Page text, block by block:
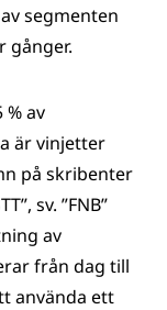
segmenten
gånger.
av
är vinjetter
på skribenter
sv. ”FNB”
av
från dag till
använda ett